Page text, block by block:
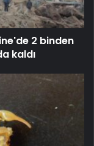
2 binden
kaldı